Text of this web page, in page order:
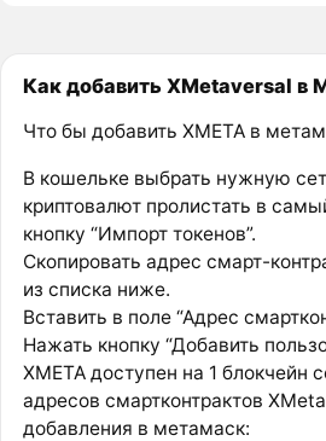
Как добавить XMetaversal в
Что бы добавить XMETA в
В кошельке выбрать нужную
криптовалют пролистать в
кнопку “Импорт токенов”.
Скопировать адрес смарт-
из списка ниже.
Вставить в поле “Адрес
Нажать кнопку “Добавить
XMETA доступен на 1 блокчейн
адресов смартконтрактов
добавления в метамаск: